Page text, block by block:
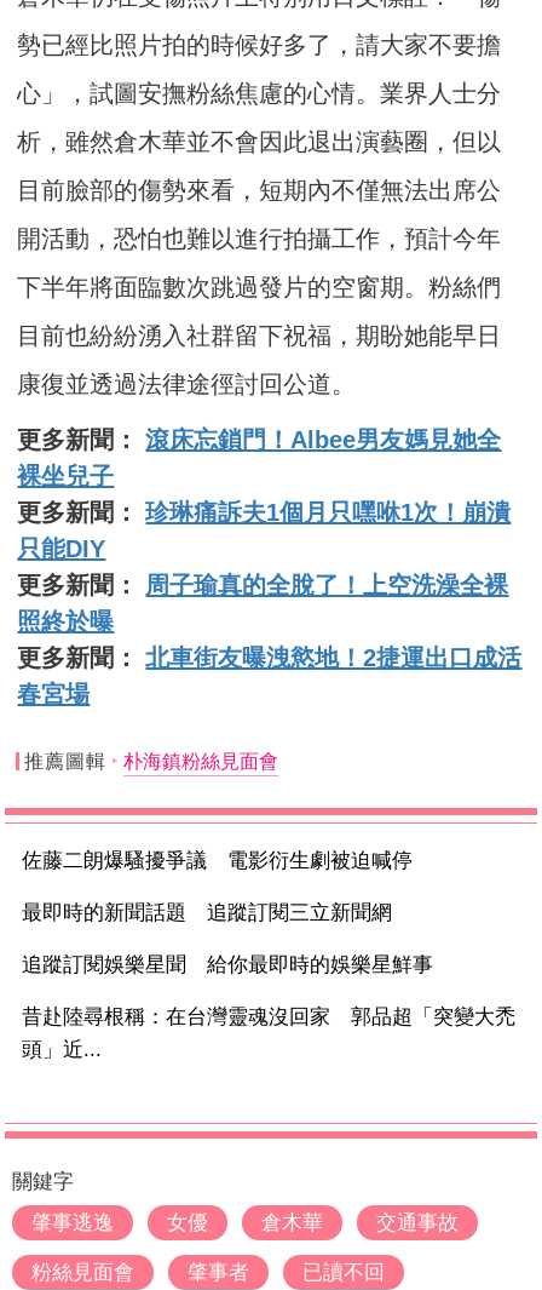
勢已經比照片拍的時候好多了，請大家不要擔
心」，試圖安撫粉絲焦慮的心情。業界人士分
析，雖然倉木華並不會因此退出演藝圈，但以
目前臉部的傷勢來看，短期內不僅無法出席公
開活動，恐怕也難以進行拍攝工作，預計今年
下半年將面臨數次跳過發片的空窗期。粉絲們
目前也紛紛湧入社群留下祝福，期盼她能早日
康復並透過法律途徑討回公道。
更多新聞：滾床忘鎖門！Albee男友媽見她全
裸坐兒子
更多新聞：珍琳痛訴夫1個月只嘿咻1次！崩潰
只能DIY
更多新聞： 周子瑜真的全脫了！上空洗澡全裸
照終於曝
更多新聞：北車街友曝洩慾地！2捷運出口成活
春宮場
推薦圖輯 朴海鎮粉絲見面會
佐藤二朗爆騷擾爭議 電影衍生劇被迫喊停
最即時的新聞話題 追蹤訂閱三立新聞網
追蹤訂閱娛樂星聞 給你最即時的娛樂星鮮事
昔赴陸尋根稱：在台灣靈魂沒回家 郭品超「突變大禿
頭」近...
關鍵字
肇事逃逸
女優 倉木華 交通事故
粉絲見面會 肇事者 已讀不回